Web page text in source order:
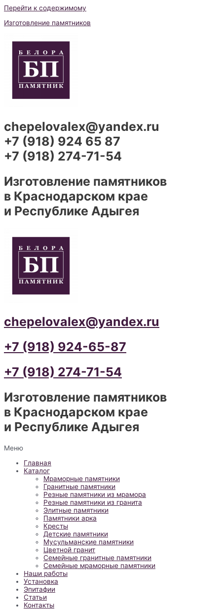
Перейти к содержимому
Изготовление памятников
chepelovalex@yandex.ru
+7 (918) 924 65 87
+7 (918) 274-71-54
Изготовление памятников
в Краснодарском крае
и Республике Адыгея
chepelovalex@yandex.ru
+7 (918) 924-65-87
+7 (918) 274-71-54
Изготовление памятников
в Краснодарском крае
и Республике Адыгея
Меню
Главная
Каталог
Мраморные памятники
Гранитные памятники
Резные памятники из мрамора
Резные памятники из гранита
Элитные памятники
Памятники арка
Кресты
Детские памятники
Мусульманские памятники
Цветной гранит
Семейные гранитные памятники
Семейные мраморные памятники
Наши работы
Установка
Эпитафии
Статьи
Контакты